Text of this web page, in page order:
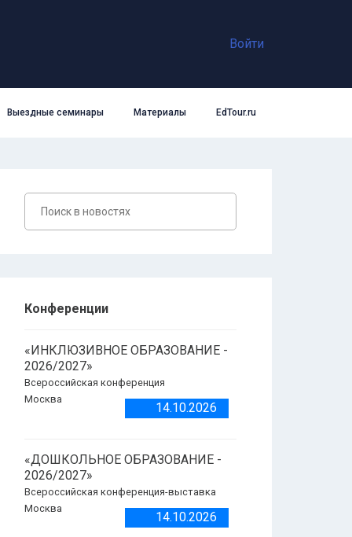
Войти
Выездные семинары Материалы EdTour.ru
Конференции
«ИНКЛЮЗИВНОЕ ОБРАЗОВАНИЕ -
2026/2027»
Всероссийская конференция
Москва
14.10.2026
«ДОШКОЛЬНОЕ ОБРАЗОВАНИЕ -
2026/2027»
Всероссийская конференция-выставка
Москва
14.10.2026